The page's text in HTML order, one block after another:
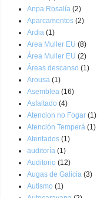
Anpa Rosalía (2)
Aparcamentos (2)
Ardia (1)
Area Muller EU (8)
Área Muller EU (2)
Áreas descanso (1)
Arousa (1)
Asemblea (16)
Asfaltado (4)
Atencion no Fogar (1)
Atención Temperá (1)
Atentados (1)
auditoría (1)
Auditorio (12)
Augas de Galicia (3)
Autismo (1)